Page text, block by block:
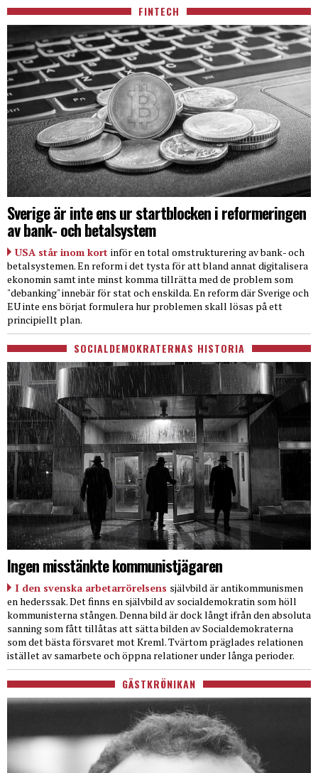
FINTECH
Sverige är inte ens ur startblocken i reformeringen
av bank- och betalsystem
USA står inom kort inför en total omstrukturering av bank- och
betalsystemen. En reform i det tysta för att bland annat digitalisera
ekonomin samt inte minst komma tillrätta med de problem som
"debanking" innebär för stat och enskilda. En reform där Sverige och
EU inte ens börjat formulera hur problemen skall lösas på ett
principiellt plan.
SOCIALDEMOKRATERNAS HISTORIA
Ingen misstänkte kommunistjägaren
I den svenska arbetarrörelsens självbild är antikommunismen
en hederssak. Det finns en självbild av socialdemokratin som höll
kommunisterna stången. Denna bild är dock långt ifrån den absoluta
sanning som fått tillåtas att sätta bilden av Socialdemokraterna
som det bästa försvaret mot Kreml. Tvärtom präglades relationen
istället av samarbete och öppna relationer under långa perioder.
GÄSTKRÖNIKAN